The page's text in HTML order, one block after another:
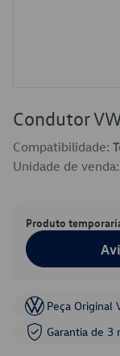
Condutor
Compatibilidade:
Unidade de venda:
Produto
Peça Original
Garantia de 3